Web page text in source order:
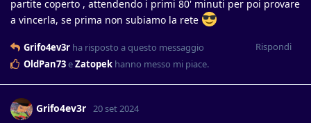
partite coperto , attendendo i primi 80' minuti per poi provare
a vincerla, se prima non subiamo la rete
Rispondi
Grifo4ev3r ha risposto a questo messaggio
OldPan73eZatopek hanno messo mi piace.
Grifo4ev3r 20 set 2024